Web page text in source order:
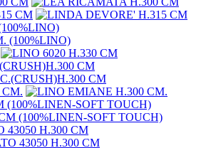
CM
CM
(100%LINEN-SOFT TOUCH)
43050 H.300 CM